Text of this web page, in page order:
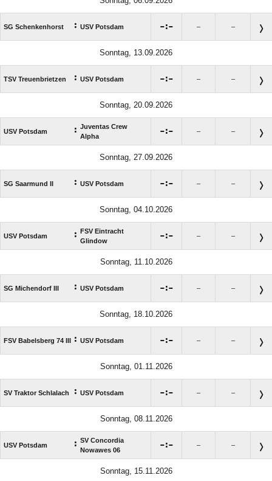
SG Schenkenhorst : USV Potsdam : – –
Sonntag, 13.09.2026
TSV Treuenbrietzen : USV Potsdam : – –
Sonntag, 20.09.2026
USV Potsdam : Juventas Crew
Alpha
: – –
Sonntag, 27.09.2026
SG Saarmund II : USV Potsdam : – –
Sonntag, 04.10.2026
USV Potsdam :
FSV Eintracht
Glindow
: – –
Sonntag, 11.10.2026
SG Michendorf III : USV Potsdam : – –
Sonntag, 18.10.2026
FSV Babelsberg 74 III : USV Potsdam : – –
Sonntag, 01.11.2026
SV Traktor Schlalach : USV Potsdam : – –
Sonntag, 08.11.2026
USV Potsdam : SV Concordia
Nowawes 06
: – –
Sonntag, 15.11.2026